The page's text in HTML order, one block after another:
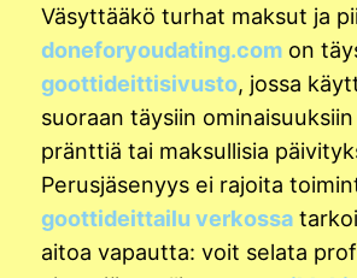
Väsyttääkö turhat maksut ja
doneforyoudating.com on
goottideittisivusto, jossa
suoraan täysiin
pränttiä tai maksullisia
Perusjäsenyys ei rajoita
goottideittailu verkossa
aitoa vapautta: voit selata